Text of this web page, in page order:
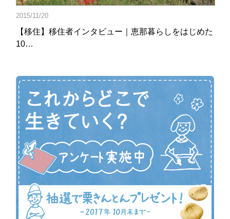
2015/11/20
【移住】移住者インタビュー｜恵那暮らしをはじめた
10…